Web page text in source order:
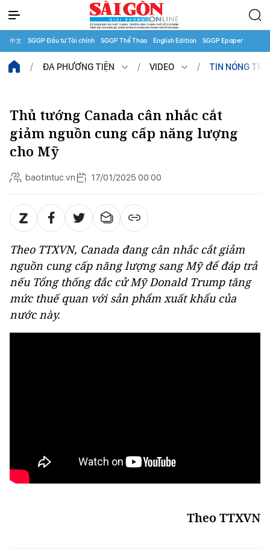
中文 SGGP Đầu tư Tài chính SGGP Thể Thao English Edition SGGP Epaper
ĐA PHƯƠNG TIỆN VIDEO TIN NÓNG
Thủ tướng Canada cân nhắc cắt
giảm nguồn cung cấp năng lượng
cho Mỹ
baotintuc.vn 17/01/2025 00:00
Theo TTXVN, Canada đang cân nhắc cắt giảm
nguồn cung cấp năng lượng sang Mỹ để đáp trả
nếu Tổng thống đắc cử Mỹ Donald Trump tăng
mức thuế quan với sản phẩm xuất khẩu của
nước này.
Theo TTXVN